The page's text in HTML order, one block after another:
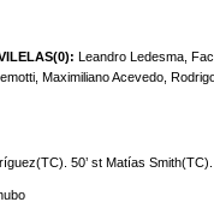
Leandro Ledesma,
Maximiliano Acevedo,
50’ st Matías Smith(TC).